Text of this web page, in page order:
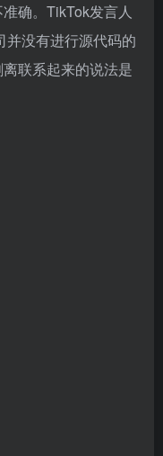
确。TikTok发言人
并没有进行源代码的
联系起来的说法是